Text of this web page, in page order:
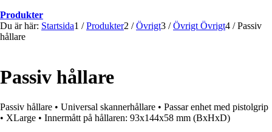
Produkter
Du är här: Startsida1 / Produkter2 / Övrigt3 / Övrigt Övrigt4 / Passiv
hållare
Passiv hållare
Passiv hållare • Universal skannerhållare • Passar enhet med pistolgrip
• XLarge • Innermått på hållaren: 93x144x58 mm (BxHxD)